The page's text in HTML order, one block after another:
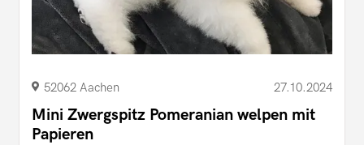
52062 Aachen 27.10.2024
Mini Zwergspitz Pomeranian welpen mit
Papieren